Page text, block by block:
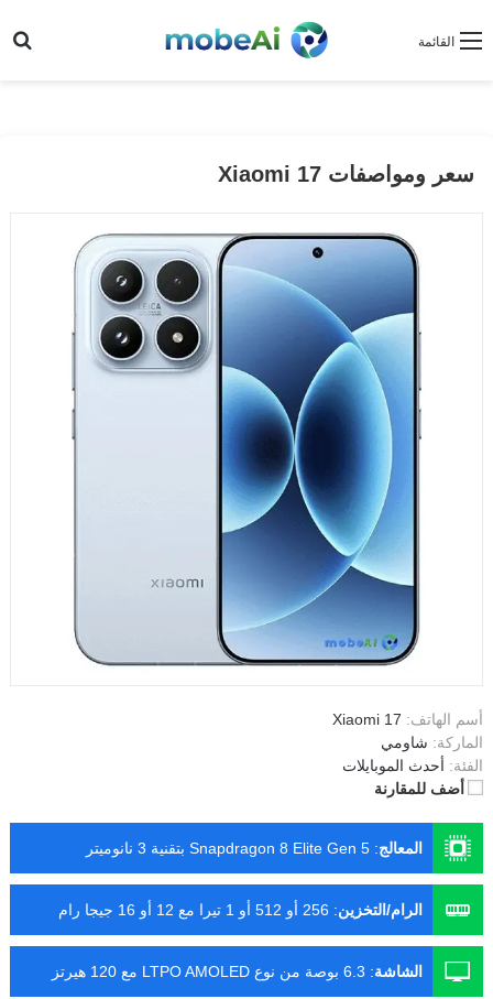
القائمة
سعر ومواصفات Xiaomi 17
أسم الهاتف: Xiaomi 17
الماركة: شاومي
الفئة: أحدث الموبايلات
أضف للمقارنة
المعالج: Snapdragon 8 Elite Gen 5 بتقنية 3 نانوميتر
الرام/التخزين: 256 أو 512 أو 1 تيرا مع 12 أو 16 جيجا رام
الشاشة: 6.3 بوصة من نوع LTPO AMOLED مع 120 هيرتز